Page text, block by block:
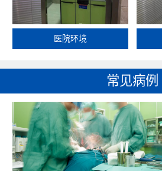
医院环境
常见病例